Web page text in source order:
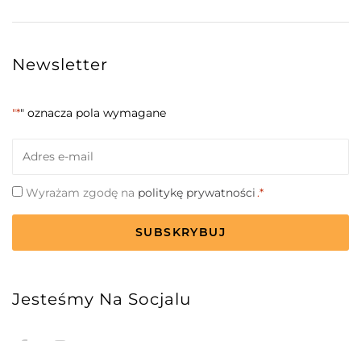
Newsletter
"*" oznacza pola wymagane
Zgoda
Wyrażam zgodę na politykę prywatności.*
CAPTCHA
Jesteśmy Na Socjalu